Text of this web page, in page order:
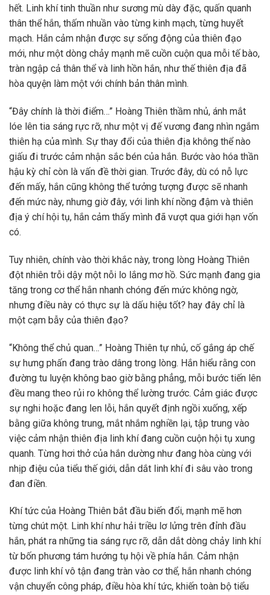
hết. Linh khí tinh thuần như sương mù dày đặc, quấn quanh
thân thể hắn, thấm nhuần vào từng kinh mạch, từng huyết
mạch. Hắn cảm nhận được sự sống động của thiên đạo
mới, như một dòng chảy mạnh mẽ cuồn cuộn qua mỗi tế bào,
tràn ngập cả thân thể và linh hồn hắn, như thế thiên địa đã
hòa quyện làm một với chính bản thân mình.
“Đây chính là thời điểm…” Hoàng Thiên thầm nhủ, ánh mắt
lóe lên tia sáng rực rỡ, như một vị đế vương đang nhìn ngắm
thiên hạ của mình. Sự thay đổi của thiên địa không thể nào
giấu đi trước cảm nhận sắc bén của hắn. Bước vào hóa thần
hậu kỳ chỉ còn là vấn đề thời gian. Trước đây, dù có nỗ lực
đến mấy, hắn cũng không thể tưởng tượng được sẽ nhanh
đến mức này, nhưng giờ đây, với linh khí nồng đậm và thiên
địa ý chí hội tụ, hắn cảm thấy mình đã vượt qua giới hạn vốn
có.
Tuy nhiên, chính vào thời khắc này, trong lòng Hoàng Thiên
đột nhiên trỗi dậy một nỗi lo lắng mơ hồ. Sức mạnh đang gia
tăng trong cơ thể hắn nhanh chóng đến mức không ngờ,
nhưng điều này có thực sự là dấu hiệu tốt? hay đây chỉ là
một cạm bẫy của thiên đạo?
“Không thể chủ quan…” Hoàng Thiên tự nhủ, cố gắng áp chế
sự hưng phấn đang trào dâng trong lòng. Hắn hiểu rằng con
đường tu luyện không bao giờ bằng phẳng, mỗi bước tiến lên
đều mang theo rủi ro không thể lường trước. Cảm giác được
sự nghi hoặc đang len lỗi, hắn quyết định ngồi xuống, xếp
bằng giữa không trung, mắt nhắm nghiền lại, tập trung vào
việc cảm nhận thiên địa linh khí đang cuồn cuộn hội tụ xung
quanh. Từng hơi thở của hắn dường như đang hòa cùng với
nhịp điệu của tiểu thế giới, dẫn dắt linh khí đi sâu vào trong
đan điền.
Khí tức của Hoàng Thiên bắt đầu biến đổi, mạnh mẽ hơn
từng chút một. Linh khí như hải triều lơ lửng trên đỉnh đầu
hắn, phát ra những tia sáng rực rỡ, dẫn dắt dòng chảy linh khí
từ bốn phương tám hướng tụ hội về phía hắn. Cảm nhận
được linh khí vô tận đang tràn vào cơ thể, hắn nhanh chóng
vận chuyển công pháp, điều hòa khí tức, khiến toàn bộ tiểu